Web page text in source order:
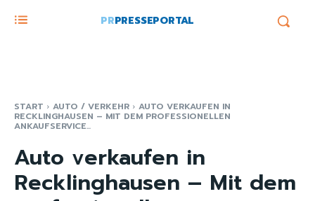
PRPRESSEPORTAL
START AUTO / VERKEHR AUTO VERKAUFEN IN
RECKLINGHAUSEN – MIT DEM PROFESSIONELLEN
ANKAUFSERVICE...
Auto verkaufen in
Recklinghausen – Mit dem